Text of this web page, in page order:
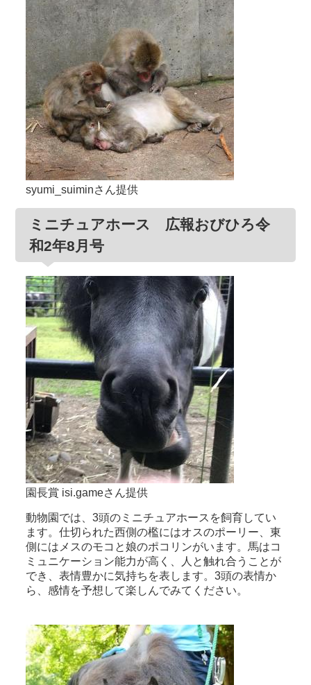
syumi_suiminさん提供
ミニチュアホース 広報おびひろ令
和2年8月号
園長賞 isi.gameさん提供
動物園では、3頭のミニチュアホースを飼育してい
ます。仕切られた西側の檻にはオスのポーリー、東
側にはメスのモコと娘のポコリンがいます。馬はコ
ミュニケーション能力が高く、人と触れ合うことが
でき、表情豊かに気持ちを表します。3頭の表情か
ら、感情を予想して楽しんでみてください。